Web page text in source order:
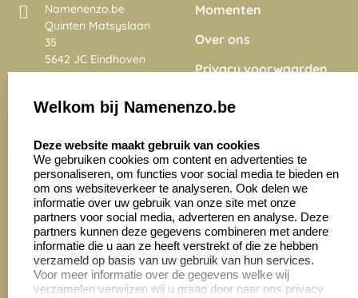
Namenenzo.be
Quinten Matsyslaan
35
5642 JC Eindhoven
Nederland
4028 beoordelingen
Momenten
Over ons
Privacy voorwaarden
Onze vacatures
Zakelijk:
Aanvraag op maat
Cadeaubonnen
Klantenservice:
Contact opnemen
Veelgestelde vragen
Retourneren
Welkom bij Namenenzo.be
Deze website maakt gebruik van cookies
We gebruiken cookies om content en advertenties te
personaliseren, om functies voor social media te bieden en
om ons websiteverkeer te analyseren. Ook delen we
informatie over uw gebruik van onze site met onze
partners voor social media, adverteren en analyse. Deze
partners kunnen deze gegevens combineren met andere
informatie die u aan ze heeft verstrekt of die ze hebben
verzameld op basis van uw gebruik van hun services.
Voor meer informatie over de gegevens welke wij
verzamelen verwijzen wij u graag door naar ons privacy